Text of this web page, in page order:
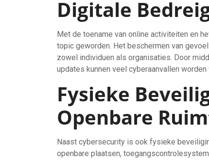
Digitale
Met de toename van online activiteiten en
topic geworden. Het beschermen van
zowel individuen als organisaties. Door
updates kunnen veel cyberaanvallen worden
Fysieke
Openbare
Naast cybersecurity is ook fysieke
openbare plaatsen,